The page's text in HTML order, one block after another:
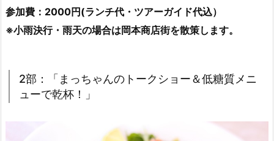
参加費：2000円(ランチ代・ツアーガイド代込）
※小雨決行・雨天の場合は岡本商店街を散策します。
2部：「まっちゃんのトークショー＆低糖質メニ
ューで乾杯！」